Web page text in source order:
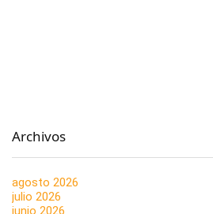
Archivos
agosto 2026
julio 2026
junio 2026